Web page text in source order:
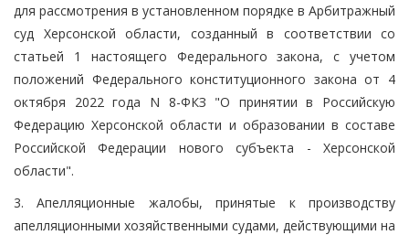
для рассмотрения в установленном порядке в Арбитражный
суд Херсонской области, созданный в соответствии со
статьей 1 настоящего Федерального закона, с учетом
положений Федерального конституционного закона от 4
октября 2022 года N 8-ФКЗ "О принятии в Российскую
Федерацию Херсонской области и образовании в составе
Российской Федерации нового субъекта - Херсонской
области".
3. Апелляционные жалобы, принятые к производству
апелляционными хозяйственными судами, действующими на